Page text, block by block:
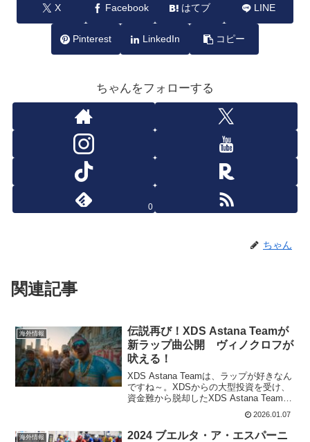
X Facebook はてブ LINE
Pinterest LinkedIn コピー
ちゃんをフォローする
0
ちゃん
関連記事
海外情報
伝説再び！XDS Astana Teamが
新ラップ曲公開 ヴィノクロフが
吠える！
XDS Astana Teamは、ラップが好きなん
ですね～。XDSからの大型投資を受け、
資金難から脱却したXDS Astana Team
が、2026年シーズンのキックオフとして
オリジナルのラップ曲を発表。タイトル
は「Straight Out...
2026.01.07
海外情報
2024 ブエルタ・ア・エスパーニ